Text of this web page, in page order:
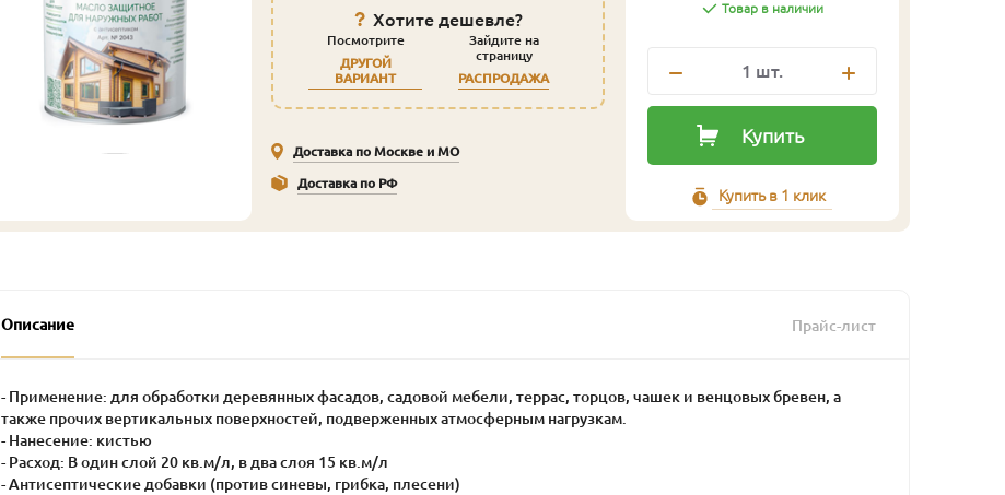
Хотите дешевле?
Посмотрите
ДРУГОЙ
ВАРИАНТ
Зайдите на
страницу
РАСПРОДАЖА
Доставка по Москве и МО
Доставка по РФ
Товар в наличии
1 шт.
Купить
Купить в 1 клик
Описание Прайс-лист
- Применение: для обработки деревянных фасадов, садовой мебели, террас, торцов, чашек и венцовых бревен, а
также прочих вертикальных поверхностей, подверженных атмосферным нагрузкам.
- Нанесение: кистью
- Расход: В один слой 20 кв.м/л, в два слоя 15 кв.м/л
- Антисептические добавки (против синевы, грибка, плесени)